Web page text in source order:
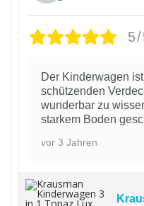
Der Kinderwagen
schützenden
wunderbar zu
starkem Boden
vor 3 Jahren